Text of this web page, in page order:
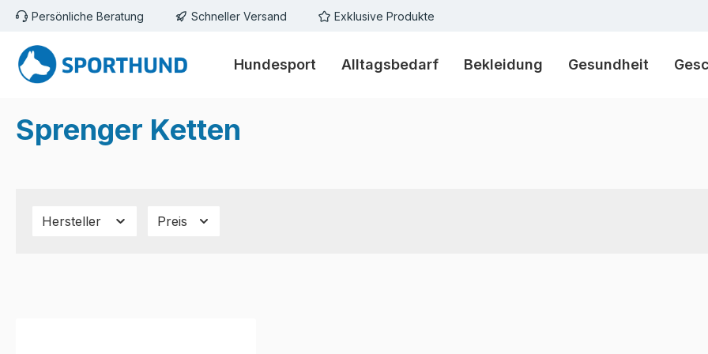
Hauptinhalt springen
Zur Suche springen
Zur Hauptnavigation springen
Persönliche Beratung Schneller Versand Exklusive Produkte
Hundesport Alltagsbedarf Bekleidung Gesundheit
Sprenger Ketten
Hersteller Preis